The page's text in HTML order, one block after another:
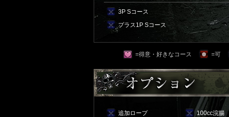
3P Sコース
プラス1P Sコース
=得意・好きなコース =可
追加ロープ 100cc浣腸